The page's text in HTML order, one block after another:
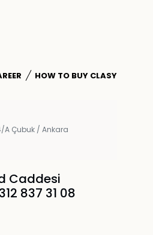
HOW TO BUY CLASY
A Çubuk / Ankara
Caddesi
837 31 08